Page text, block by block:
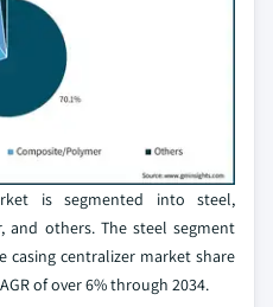
is segmented into steel,
and others. The steel segment
casing centralizer market share
of over 6% through 2034.